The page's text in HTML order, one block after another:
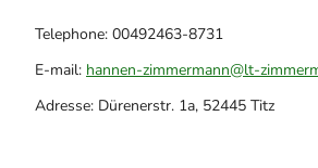
Telephone: 00492463-8731
E-mail: hannen-zimmermann@lt-
Adresse: Dürenerstr. 1a, 52445 Titz